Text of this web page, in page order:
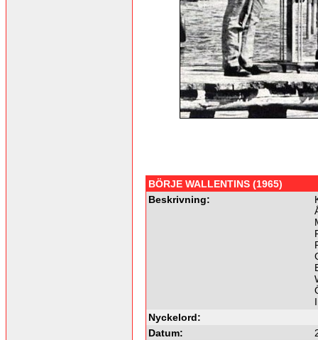
BÖRJE WALLENTINS (1965)
Beskrivning:
Nyckelord:
Datum: